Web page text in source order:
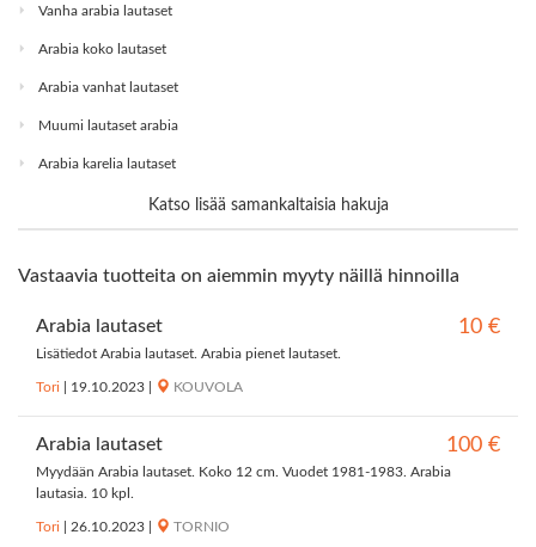
Vanha arabia lautaset
Arabia koko lautaset
Arabia vanhat lautaset
Muumi lautaset arabia
Arabia karelia lautaset
Katso lisää samankaltaisia hakuja
Vastaavia tuotteita on aiemmin myyty näillä hinnoilla
Arabia lautaset 10 €
Lisätiedot Arabia lautaset. Arabia pienet lautaset.
Tori 19.10.2023 KOUVOLA
Arabia lautaset 100 €
Myydään Arabia lautaset. Koko 12 cm. Vuodet 1981-1983. Arabia
lautasia. 10 kpl.
Tori 26.10.2023 TORNIO